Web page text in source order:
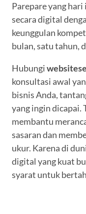
Parepare yang
secara digital
keunggulan
bulan, satu tahun,
Hubungi
konsultasi awal
bisnis Anda,
yang ingin dicapai.
membantu
sasaran dan
ukur. Karena di
digital yang kuat
syarat untuk